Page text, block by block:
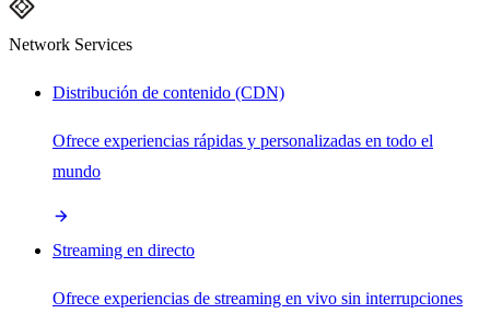
Network Services
Distribución de contenido (CDN)
Ofrece experiencias rápidas y personalizadas en todo el
mundo
Streaming en directo
Ofrece experiencias de streaming en vivo sin interrupciones